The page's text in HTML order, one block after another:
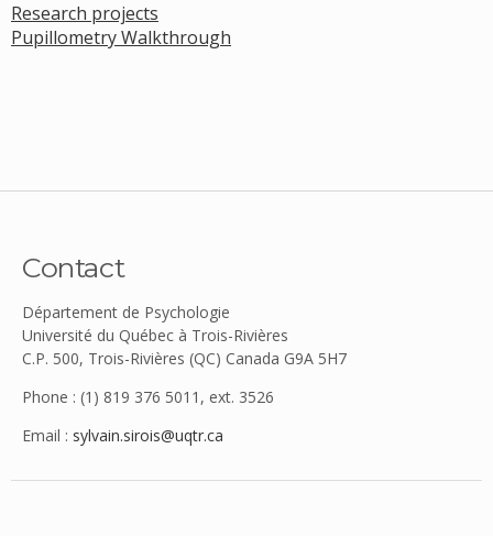
Research projects
Pupillometry Walkthrough
Contact
Département de Psychologie
Université du Québec à Trois-Rivières
C.P. 500, Trois-Rivières (QC) Canada G9A 5H7
Phone : (1) 819 376 5011, ext. 3526
Email : sylvain.sirois@uqtr.ca